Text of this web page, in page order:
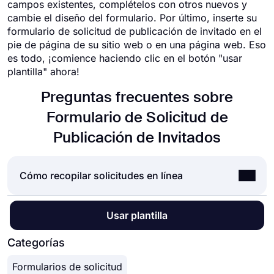
campos existentes, complételos con otros nuevos y
cambie el diseño del formulario. Por último, inserte su
formulario de solicitud de publicación de invitado en el
pie de página de su sitio web o en una página web. Eso
es todo, ¡comience haciendo clic en el botón "usar
plantilla" ahora!
Preguntas frecuentes sobre
Formulario de Solicitud de
Publicación de Invitados
Cómo recopilar solicitudes en línea
Aceptar solicitudes en línea es una norma para
casi todas las empresas en la actualidad. Ya sean
solicitudes de empleo, pasantías o solicitudes de
ahorrarle tiempo y un gran esfuerzo. Pero, ¿cómo
Usar plantilla
Categorías
Formularios de solicitud